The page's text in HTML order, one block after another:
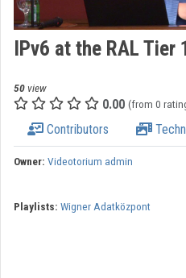
Organizations
Contributors
Appearance:
IPv6 at the RAL Tier
50 view
0.00 (from 0
Contributors
Owner: Videotorium admin
Playlists: Wigner Adatközpont